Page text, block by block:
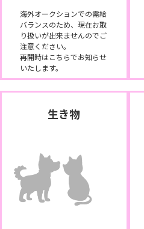
海外オークションでの需給
バランスのため、現在お取
り扱いが出来ませんのでご
注意ください。
再開時はこちらでお知らせ
いたします。
生き物